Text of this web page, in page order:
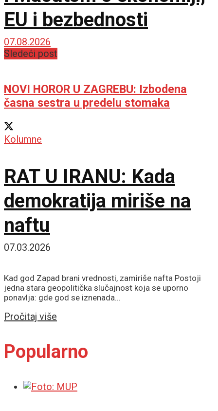
EU i bezbednosti
07.08.2026
Sledeći post
NOVI HOROR U ZAGREBU: Izbodena
časna sestra u predelu stomaka
Kolumne
RAT U IRANU: Kada
demokratija miriše na
naftu
07.03.2026
Kad god Zapad brani vrednosti, zamiriše nafta Postoji
jedna stara geopolitička slučajnost koja se uporno
ponavlja: gde god se iznenada...
Pročitaj više
Popularno